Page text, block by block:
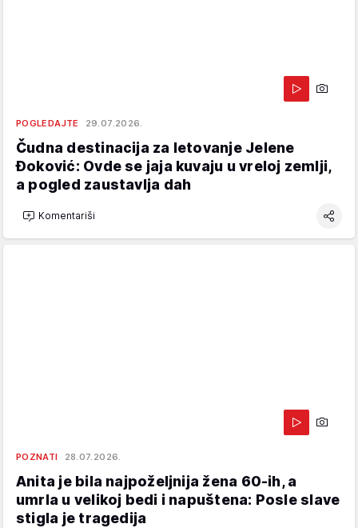
POGLEDAJTE 29.07.2026.
Čudna destinacija za letovanje Jelene
Đoković: Ovde se jaja kuvaju u vreloj zemlji,
a pogled zaustavlja dah
Komentariši
POZNATI 28.07.2026.
Anita je bila najpoželjnija žena 60-ih, a
umrla u velikoj bedi i napuštena: Posle slave
stigla je tragedija